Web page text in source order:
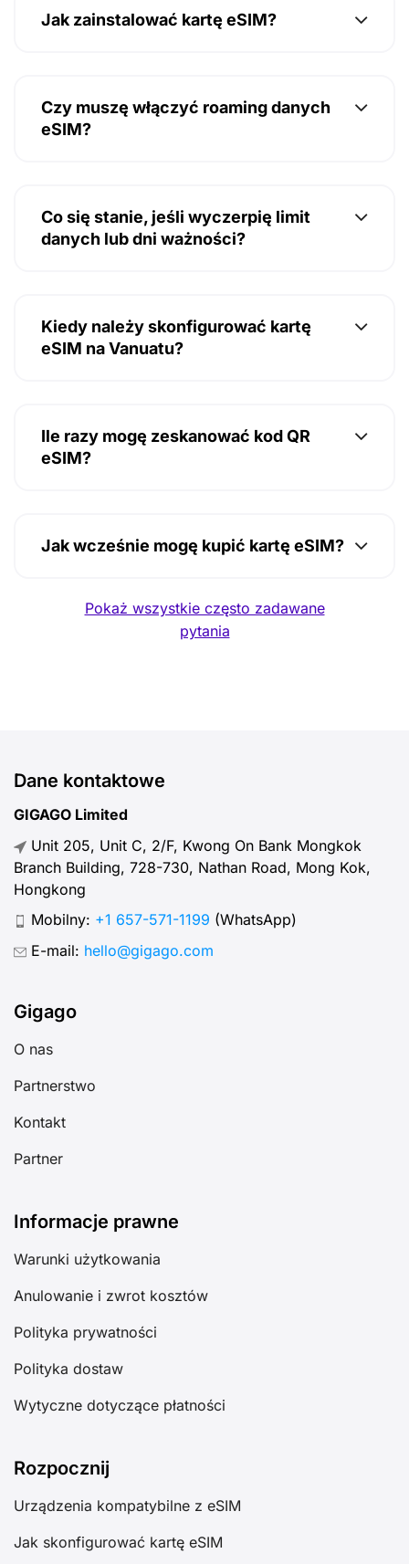
Jak zainstalować kartę eSIM?
Czy muszę włączyć roaming danych
eSIM?
Co się stanie, jeśli wyczerpię limit
danych lub dni ważności?
Kiedy należy skonfigurować kartę
eSIM na Vanuatu?
Ile razy mogę zeskanować kod QR
eSIM?
Jak wcześnie mogę kupić kartę eSIM?
Pokaż wszystkie często zadawane
pytania
Dane kontaktowe
GIGAGO Limited
Unit 205, Unit C, 2/F, Kwong On Bank Mongkok
Branch Building, 728-730, Nathan Road, Mong Kok,
Hongkong
Mobilny: +1 657-571-1199 (WhatsApp)
E-mail: hello@gigago.com
Gigago
O nas
Partnerstwo
Kontakt
Partner
Informacje prawne
Warunki użytkowania
Anulowanie i zwrot kosztów
Polityka prywatności
Polityka dostaw
Wytyczne dotyczące płatności
Rozpocznij
Urządzenia kompatybilne z eSIM
Jak skonfigurować kartę eSIM